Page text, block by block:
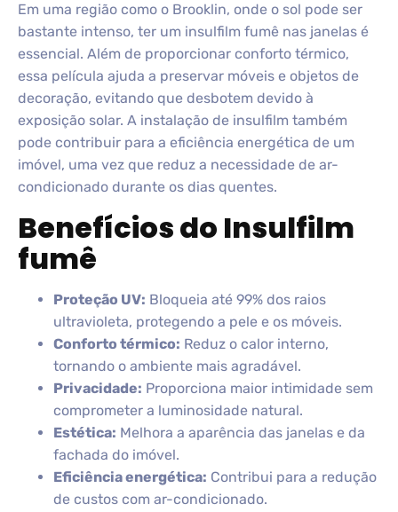
Em uma região como o Brooklin, onde o sol pode ser
bastante intenso, ter um insulfilm fumê nas janelas é
essencial. Além de proporcionar conforto térmico,
essa película ajuda a preservar móveis e objetos de
decoração, evitando que desbotem devido à
exposição solar. A instalação de insulfilm também
pode contribuir para a eficiência energética de um
imóvel, uma vez que reduz a necessidade de ar-
condicionado durante os dias quentes.
Benefícios do Insulfilm
fumê
Proteção UV: Bloqueia até 99% dos raios
ultravioleta, protegendo a pele e os móveis.
Conforto térmico: Reduz o calor interno,
tornando o ambiente mais agradável.
Privacidade: Proporciona maior intimidade sem
comprometer a luminosidade natural.
Estética: Melhora a aparência das janelas e da
fachada do imóvel.
Eficiência energética: Contribui para a redução
de custos com ar-condicionado.